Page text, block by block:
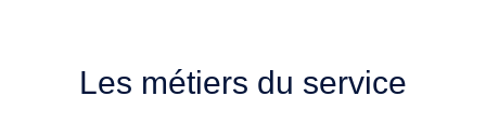
Les métiers du service